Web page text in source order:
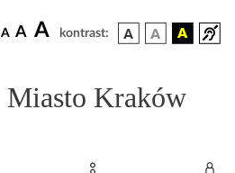
A A A kontrast:
Miasto Kraków